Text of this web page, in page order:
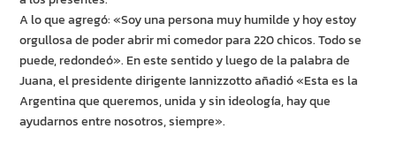
A lo que agregó: «Soy una persona muy humilde y hoy estoy
orgullosa de poder abrir mi comedor para 220 chicos. Todo se
puede, redondeó». En este sentido y luego de la palabra de
Juana, el presidente dirigente Iannizzotto añadió «Esta es la
Argentina que queremos, unida y sin ideología, hay que
ayudarnos entre nosotros, siempre».